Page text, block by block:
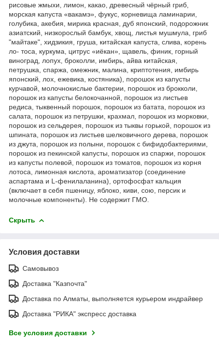
рисовые жмыхи, лимон, какао, древесный чёрный гриб,
морская капуста «вакамэ», фукус, корневища ламинарии,
голубика, акебия, мирика красная, дуб японский, подорожник
азиатский, низкорослый бамбук, хвощ, листья мушмула, гриб
"майтаке", хидзикия, груша, китайская капуста, слива, корень
ло- тоса, куркума, цитрус «иёкан», щавель, финик, горный
виноград, лопух, броколли, имбирь, айва китайская,
петрушка, спаржа, омежник, малина, криптотения, имбирь
японский, лох, ежевика, костяника), порошок из капусты
курчавой, молочнокислые бактерии, порошок из брокколи,
порошок из капусты белокочанной, порошок из листьев
редиса, тыквенный порошок, порошок из батата, порошок из
салата, порошок из петрушки, крахмал, порошок из морковки,
порошок из сельдерея, порошок из тыквы горькой, порошок из
шпината, порошок из листьев шелковичного дерева, порошок
из джута, порошок из полыни, порошок с бифидобактериями,
порошок из пекинской капусты, порошок из спаржи, порошок
из капусты полевой, порошок из томатов, порошок из корня
лотоса, лимонная кислота, ароматизатор (соединение
аспартама и L-фенилаланина), ортофосфат кальция
(включает в себя пшеницу, яблоко, киви, сою, персик и
молочные компоненты). Не содержит ГМО.
Скрыть
Условия доставки
Самовывоз
Доставка "Казпочта"
Доставка по Алматы, выполняется курьером индрайвер
Доставка "РИКА" экспресс доставка
Все условия доставки